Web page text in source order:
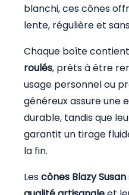
blanchi, ces cônes
lente, régulière et
Chaque boîte contient
roulés, prêts à être
usage personnel ou
généreux assure une
durable, tandis que
garantit un tirage
la fin.
Lescônes Blazy Susan